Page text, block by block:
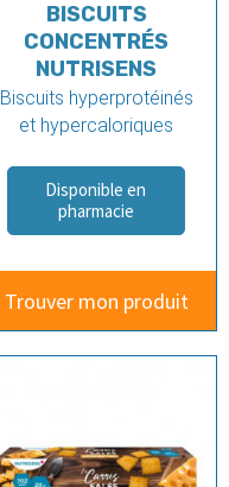
BISCUITS
CONCENTRÉS
NUTRISENS
Biscuits hyperprotéinés
et hypercaloriques
Disponible en
pharmacie
Trouver mon produit